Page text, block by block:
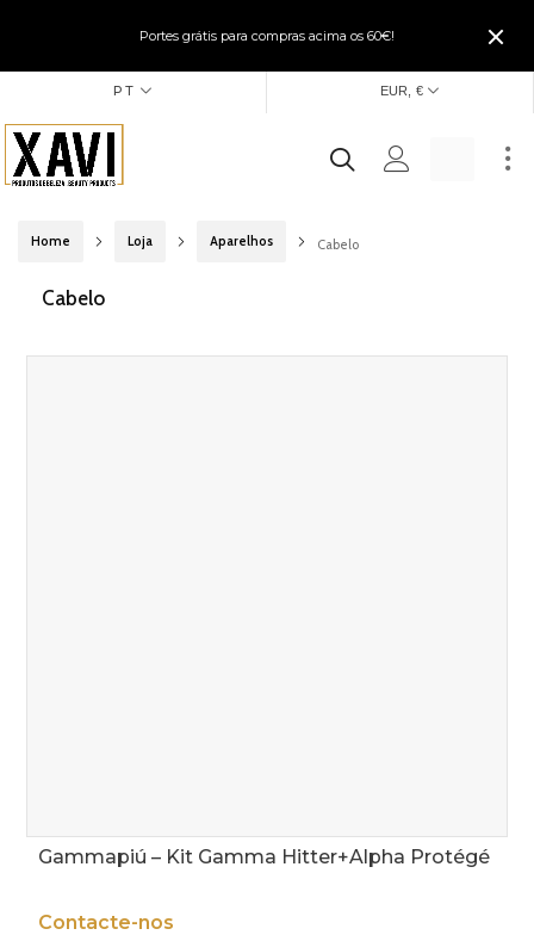
Portes grátis para compras acima os 60€!
PT EUR, €
Home Loja Aparelhos Cabelo
Cabelo
Gammapiú – Kit Gamma Hitter+Alpha Protégé
Contacte-nos